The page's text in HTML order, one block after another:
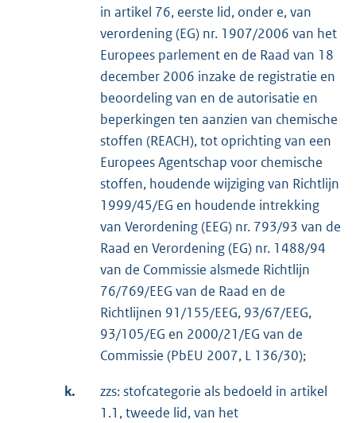
in artikel 76, eerste lid, onder e, van
verordening (EG) nr. 1907/2006 van het
Europees parlement en de Raad van 18
december 2006 inzake de registratie en
beoordeling van en de autorisatie en
beperkingen ten aanzien van chemische
stoffen (REACH), tot oprichting van een
Europees Agentschap voor chemische
stoffen, houdende wijziging van Richtlijn
1999/45/EG en houdende intrekking
van Verordening (EEG) nr. 793/93 van de
Raad en Verordening (EG) nr. 1488/94
van de Commissie alsmede Richtlijn
76/769/EEG van de Raad en de
Richtlijnen 91/155/EEG, 93/67/EEG,
93/105/EG en 2000/21/EG van de
Commissie (PbEU 2007, L 136/30);
k.
zzs: stofcategorie als bedoeld in artikel
1.1, tweede lid, van het